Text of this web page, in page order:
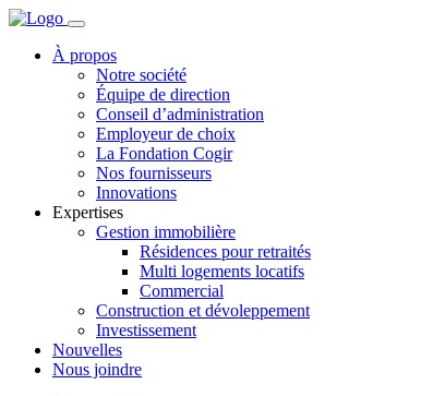
À propos
Notre société
Équipe de direction
Conseil d’administration
Employeur de choix
La Fondation Cogir
Nos fournisseurs
Innovations
Expertises
Gestion immobilière
Résidences pour retraités
Multi logements locatifs
Commercial
Construction et dévoleppement
Investissement
Nouvelles
Nous joindre